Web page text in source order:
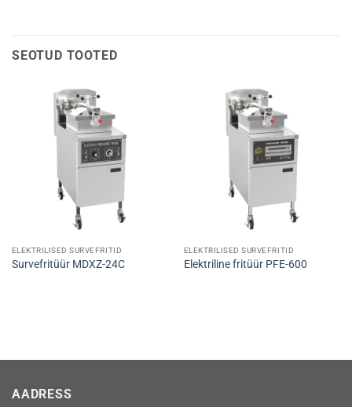
SEOTUD TOOTED
ELEKTRILISED SURVEFRITID
Survefritüür MDXZ-24C
ELEKTRILISED SURVEFRITID
Elektriline fritüür PFE-600
AADRESS